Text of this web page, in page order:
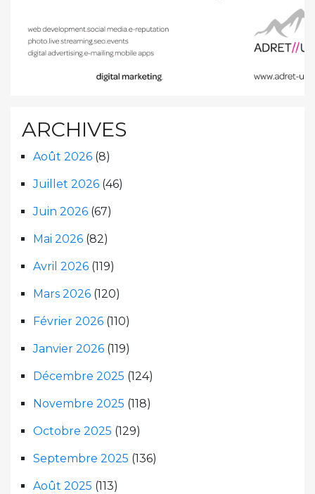
ARCHIVES
Août 2026 (8)
Juillet 2026 (46)
Juin 2026 (67)
Mai 2026 (82)
Avril 2026 (119)
Mars 2026 (120)
Février 2026 (110)
Janvier 2026 (119)
Décembre 2025 (124)
Novembre 2025 (118)
Octobre 2025 (129)
Septembre 2025 (136)
Août 2025 (113)